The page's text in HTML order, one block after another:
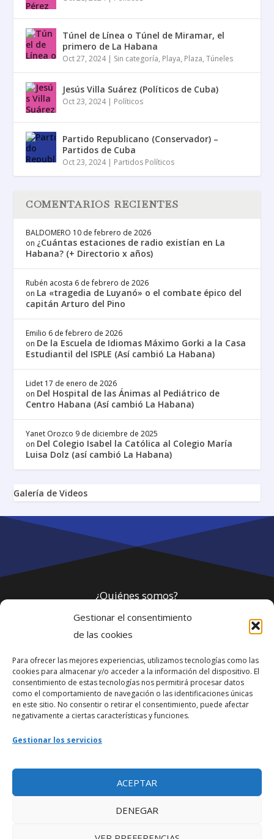
Gestionar el consentimiento
de las cookies
Para ofrecer las mejores experiencias, utilizamos tecnologías como las
cookies para almacenar y/o acceder a la información del dispositivo. El
consentimiento de estas tecnologías nos permitirá procesar datos
como el comportamiento de navegación o las identificaciones únicas
en este sitio. No consentir o retirar el consentimiento, puede afectar
negativamente a ciertas características y funciones.
Gestionar los servicios
ACEPTAR
DENEGAR
Túnel de Línea o Túnel de Miramar, el
primero de La Habana
Oct 27, 2024| Sin categoría, Playa, Plaza,Túneles
Jesús Villa Suárez (Políticos de Cuba)
Oct 23, 2024| Políticos
Partido Republicano (Conservador) –
Partidos de Cuba
Oct 23, 2024| Partidos Políticos
COMENTARIOS RECIENTES
BALDOMERO 10 de febrero de 2026
on ¿Cuántas estaciones de radio existían en La
Habana? (+ Directorio x años)
Rubén acosta 6 de febrero de 2026
on La «tragedia de Luyanó» o el combate épico del
capitán Arturo del Pino
Emilio 6 de febrero de 2026
on De la Escuela de Idiomas Máximo Gorki a la Casa
Estudiantil del ISPLE (Así cambió La Habana)
Lidet 17 de enero de 2026
on Del Hospital de las Ánimas al Pediátrico de
Centro Habana (Así cambió La Habana)
Yanet Orozco 9 de diciembre de 2025
on Del Colegio Isabel la Católica al Colegio María
Luisa Dolz (así cambió La Habana)
Galería de Videos
¿Quiénes somos?
Política de privacidad
Webmaster
soporte@fotosdlahabana.com
Nuestro e-mail:
Ir al grupo de Facebook